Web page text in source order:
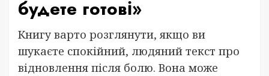
будете готові»
Книгу варто розглянути, якщо ви
шукаєте спокійний, людяний текст про
відновлення після болю. Вона може